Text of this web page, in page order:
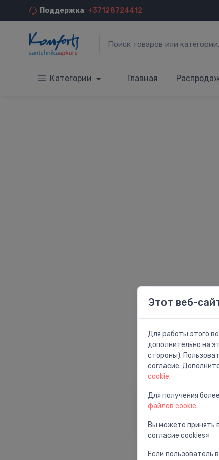
Поддержка +37128724412
Категории Главная
Главная
Вернуться на
Этот веб-
Для работы этого
дополнительно на
стороны).
согласие.
cookie.
Для получения
файлов cookie.
Вы можете принять
согласие cookies»
Если пользователь